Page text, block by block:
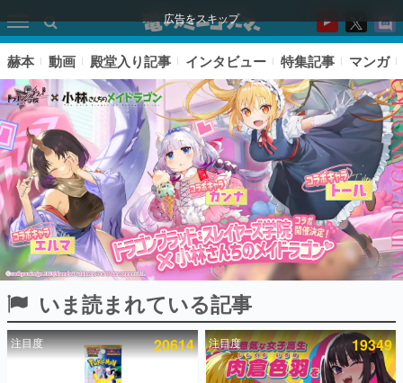
広告をスキップ
ピックアップ
電ファミのいま読まれている記事ランキング
赫本 動画 殿堂入り記事 インタビュー 特集記事 マンガ
いま読まれている記事
注目度 20614 注目度 19349